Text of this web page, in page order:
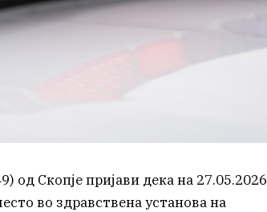
од Скопје пријави дека на 27.05.2026
во здравствена установа на